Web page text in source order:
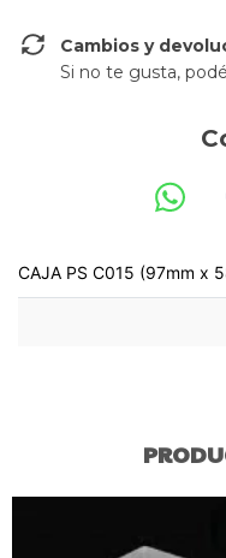
Cambios y
Si no te gusta,
CAJA PS C015 (97mm x